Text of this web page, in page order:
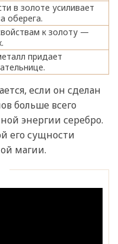
в золоте усиливает
оберега.
к золоту —
придает
если он сделан
больше всего
энергии серебро.
его сущности
магии.